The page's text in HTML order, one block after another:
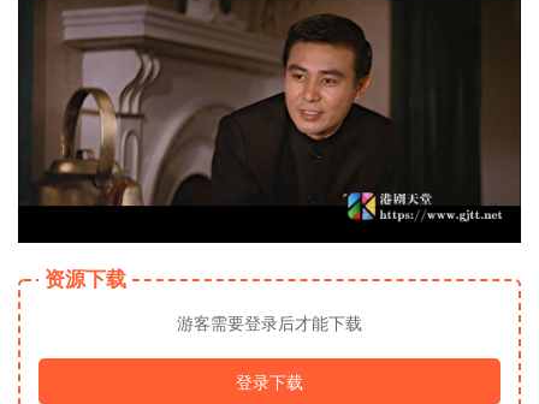
资源下载
游客需要登录后才能下载
登录下载